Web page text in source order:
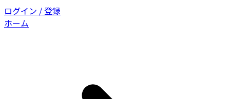
ログイン / 登録
ホーム